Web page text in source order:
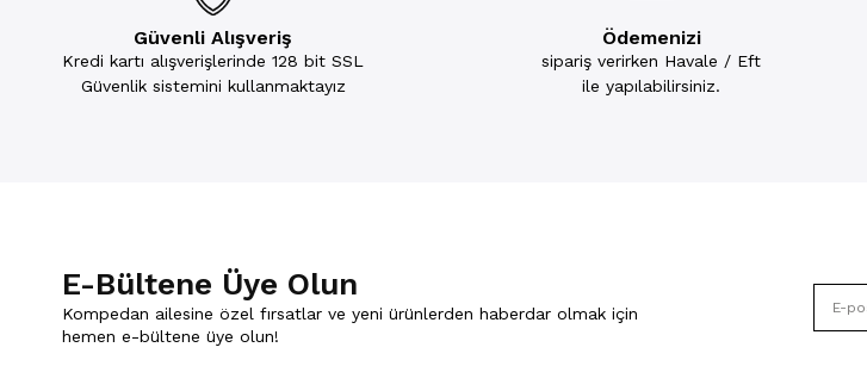
Güvenli Alışveriş
Kredi kartı alışverişlerinde 128 bit SSL
Güvenlik sistemini kullanmaktayız
Ödemenizi
sipariş verirken Havale / Eft
ile yapılabilirsiniz.
E-Bültene Üye Olun
Kompedan ailesine özel fırsatlar ve yeni ürünlerden haberdar olmak için
hemen e-bültene üye olun!